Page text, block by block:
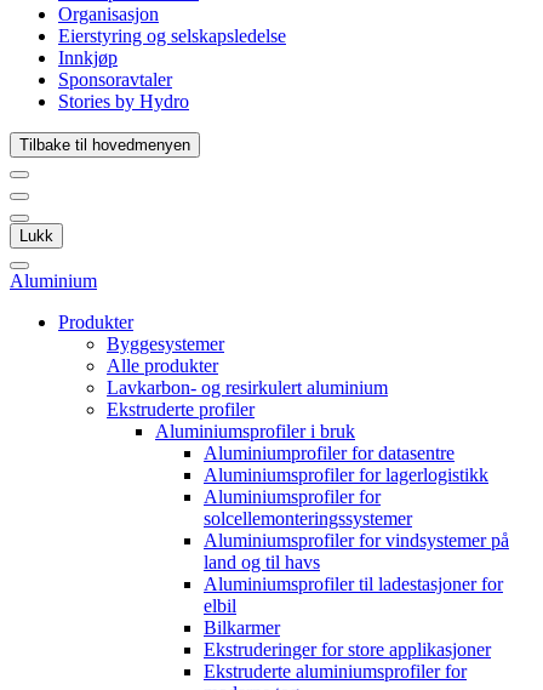
Organisasjon
Eierstyring og selskapsledelse
Innkjøp
Sponsoravtaler
Stories by Hydro
Tilbake til hovedmenyen
Lukk
Aluminium
Produkter
Byggesystemer
Alle produkter
Lavkarbon- og resirkulert aluminium
Ekstruderte profiler
Aluminiumsprofiler i bruk
Aluminiumprofiler for datasentre
Aluminiumsprofiler for lagerlogistikk
Aluminiumsprofiler for
solcellemonteringssystemer
Aluminiumsprofiler for vindsystemer på
land og til havs
Aluminiumsprofiler til ladestasjoner for
elbil
Bilkarmer
Ekstruderinger for store applikasjoner
Ekstruderte aluminiumsprofiler for